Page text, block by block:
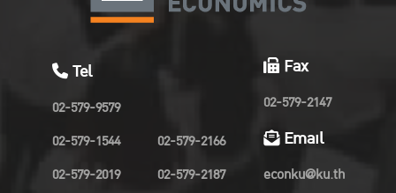
Tel
02-579-9579
02-579-1544
02-579-2019
02-579-2166
02-579-2187
Fax
02-579-2147
Email
econku@ku.th